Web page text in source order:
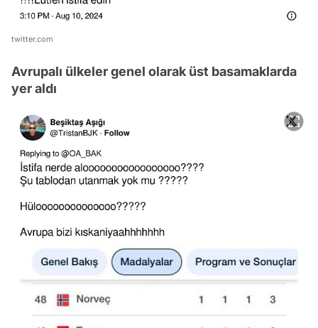
twitter.com
Avrupalı ülkeler genel olarak üst basamaklarda
yer aldı